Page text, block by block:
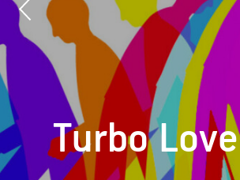
Turbo Love